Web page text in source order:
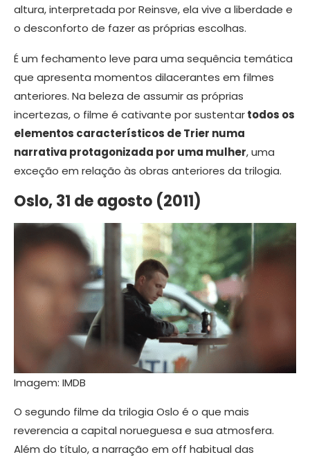
altura, interpretada por Reinsve, ela vive a liberdade e
o desconforto de fazer as próprias escolhas.
É um fechamento leve para uma sequência temática
que apresenta momentos dilacerantes em filmes
anteriores. Na beleza de assumir as próprias
incertezas, o filme é cativante por sustentartodos os
elementos característicos de Trier numa
narrativa protagonizada por uma mulher, uma
exceção em relação às obras anteriores da trilogia.
Oslo, 31 de agosto (2011)
Imagem: IMDB
O segundo filme da trilogia Oslo é o que mais
reverencia a capital norueguesa e sua atmosfera.
Além do título, a narração em off habitual das